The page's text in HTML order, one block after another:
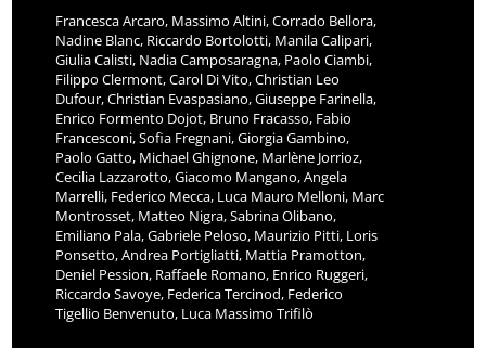
Francesca Arcaro, Massimo Altini, Corrado Bellora,
Nadine Blanc, Riccardo Bortolotti, Manila Calipari,
Giulia Calisti, Nadia Camposaragna, Paolo Ciambi,
Filippo Clermont, Carol Di Vito, Christian Leo
Dufour, Christian Evaspasiano, Giuseppe Farinella,
Enrico Formento Dojot, Bruno Fracasso, Fabio
Francesconi, Sofia Fregnani, Giorgia Gambino,
Paolo Gatto, Michael Ghignone, Marlène Jorrioz,
Cecilia Lazzarotto, Giacomo Mangano, Angela
Marrelli, Federico Mecca, Luca Mauro Melloni, Marc
Montrosset, Matteo Nigra, Sabrina Olibano,
Emiliano Pala, Gabriele Peloso, Maurizio Pitti, Loris
Ponsetto, Andrea Portigliatti, Mattia Pramotton,
Deniel Pession, Raffaele Romano, Enrico Ruggeri,
Riccardo Savoye, Federica Tercinod, Federico
Tigellio Benvenuto, Luca Massimo Trifilò